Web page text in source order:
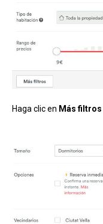
Haga clic en Más filtros